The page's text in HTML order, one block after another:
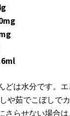
どは水分です。
や茹でこぼしで
さらせない場合